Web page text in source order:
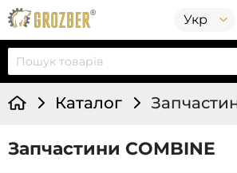
Укр
Каталог
Запчастини COMBINE